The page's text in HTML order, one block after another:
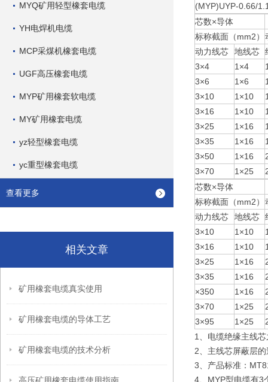
MYQ矿用轻型橡套电缆
YH电焊机电缆
MCP采煤机橡套电缆
UGF高压橡套电缆
MYP矿用橡套软电缆
MY矿用橡套电缆
yz轻型橡套电缆
yc重型橡套电缆
查看更多
相关文章
矿用橡套电缆真实使用
矿用橡套电缆的导体工艺
矿用橡套电缆的技术分析
(MYP)UYP-0.66/
芯数×导体
标称截面（mm2）
动力线芯
地线芯
3×4
1×4
3×6
1×6
3×10
1×10
3×16
1×10
3×25
1×16
3×35
1×16
3×50
1×16
3×70
1×25
芯数×导体
标称截面（mm2）
动力线芯
地线芯
3×10
1×10
3×16
1×10
3×25
1×16
3×35
1×16
×350
1×16
3×70
1×25
3×95
1×25
1、电缆绝缘主线
2、主线芯屏蔽层
3、产品标准：
4、MYP型电缆有3